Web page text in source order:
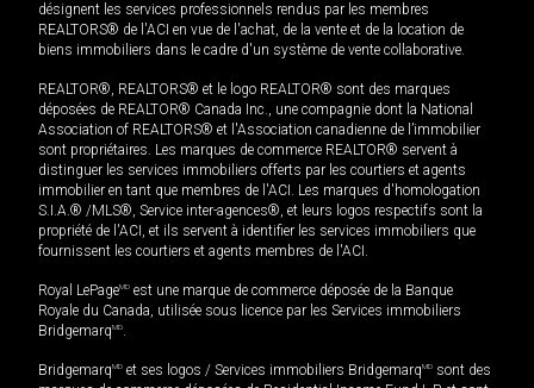
désignent les services professionnels rendus par les membres
REALTORS® de l'ACI en vue de l'achat, de la vente et de la location de
biens immobiliers dans le cadre d'un système de vente collaborative.
REALTOR®, REALTORS® et le logo REALTOR® sont des marques
déposées de REALTOR® Canada Inc., une compagnie dont la National
Association of REALTORS® et l'Association canadienne de l’immobilier
sont propriétaires. Les marques de commerce REALTOR® servent à
distinguer les services immobiliers offerts par les courtiers et agents
immobilier en tant que membres de l'ACI. Les marques d'homologation
S.I.A.® /MLS®, Service inter-agences®, et leurs logos respectifs sont la
propriété de l'ACI, et ils servent à identifier les services immobiliers que
fournissent les courtiers et agents membres de l'ACI.
Royal LePageMD est une marque de commerce déposée de la Banque
Royale du Canada, utilisée sous licence par les Services immobiliers
BridgemarqMD.
BridgemarqMD et ses logos / Services immobiliers BridgemarqMD sont des